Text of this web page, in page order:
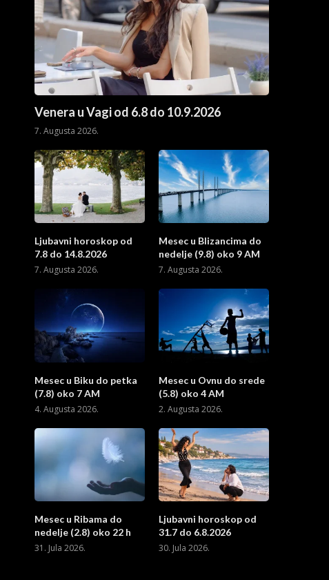
Venera u Vagi od 6.8 do 10.9.2026
7. Augusta 2026.
Ljubavni horoskop od
7.8 do 14.8.2026
7. Augusta 2026.
Mesec u Blizancima do
nedelje (9.8) oko 9 AM
7. Augusta 2026.
Mesec u Biku do petka
(7.8) oko 7 AM
4. Augusta 2026.
Mesec u Ovnu do srede
(5.8) oko 4 AM
2. Augusta 2026.
Mesec u Ribama do
nedelje (2.8) oko 22 h
31. Jula 2026.
Ljubavni horoskop od
31.7 do 6.8.2026
30. Jula 2026.